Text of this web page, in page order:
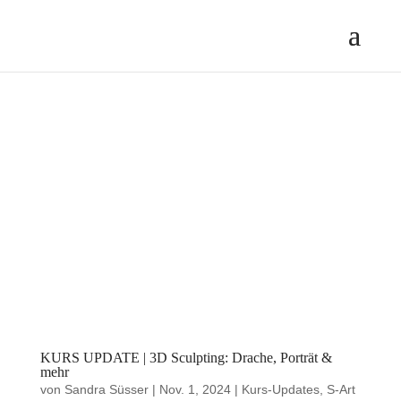
KURS UPDATE | 3D Sculpting: Drache, Porträt &
mehr
von Sandra Süsser| Nov. 1, 2024| Kurs-Updates, S-Art